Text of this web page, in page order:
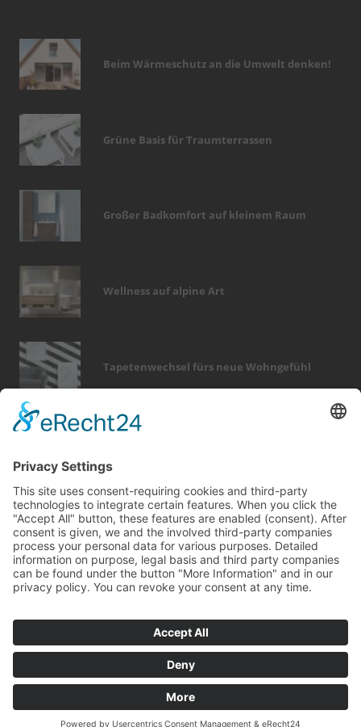
Beim Wärmeschutz an die Umwelt denken!
Grüne Basis für Traumterrassen
Großer Badkomfort auf kleinem Raum
Wellness auf alpine Art
Tapetenwechsel fürs neue Wohngefühl
küche möbel heizung fußboden
feuer
rund ums haus
smart home
sicherheit
finanzierung
immobilien sanieren
hausbau
wintergarten
türen photovoltaik
dämmung
Impressum